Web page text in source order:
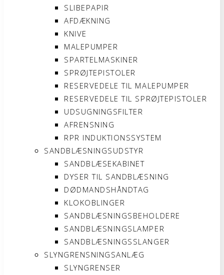
SLIBEPAPIR
AFDÆKNING
KNIVE
MALEPUMPER
SPARTELMASKINER
SPRØJTEPISTOLER
RESERVEDELE TIL MALEPUMPER
RESERVEDELE TIL SPRØJTEPISTOLER
UDSUGNINGSFILTER
AFRENSNING
RPR INDUKTIONSSYSTEM
SANDBLÆSNINGSUDSTYR
SANDBLÆSEKABINET
DYSER TIL SANDBLÆSNING
DØDMANDSHÅNDTAG
KLOKOBLINGER
SANDBLÆSNINGSBEHOLDERE
SANDBLÆSNINGSLAMPER
SANDBLÆSNINGSSLANGER
SLYNGRENSNINGSANLÆG
SLYNGRENSER